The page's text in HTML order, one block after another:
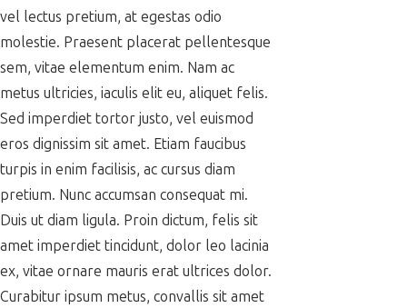
vel lectus pretium, at egestas odio
molestie. Praesent placerat pellentesque
sem, vitae elementum enim. Nam ac
metus ultricies, iaculis elit eu, aliquet felis.
Sed imperdiet tortor justo, vel euismod
eros dignissim sit amet. Etiam faucibus
turpis in enim facilisis, ac cursus diam
pretium. Nunc accumsan consequat mi.
Duis ut diam ligula. Proin dictum, felis sit
amet imperdiet tincidunt, dolor leo lacinia
ex, vitae ornare mauris erat ultrices dolor.
Curabitur ipsum metus, convallis sit amet